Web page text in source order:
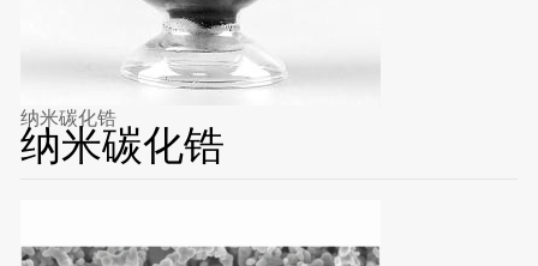
纳米碳化锆
纳米碳化锆